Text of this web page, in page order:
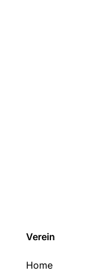
Verein
Home